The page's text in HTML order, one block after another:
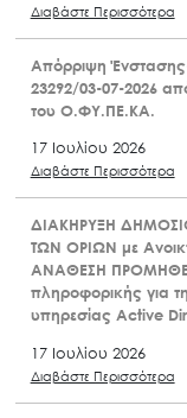
Διαβάστε Περισσότερα
Απόρριψη
23292/03-07-2026
του Ο.ΦΥ.ΠΕ.ΚΑ.
17 Ιουλίου 2026
Διαβάστε Περισσότερα
ΔΙΑΚΗΡΥΞΗ
ΤΩΝ ΟΡΙΩΝ με
ΑΝΑΘΕΣΗ
πληροφορικής για
υπηρεσίας Active
17 Ιουλίου 2026
Διαβάστε Περισσότερα